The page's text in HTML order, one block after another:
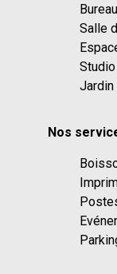
Salle
Jardin
Nos